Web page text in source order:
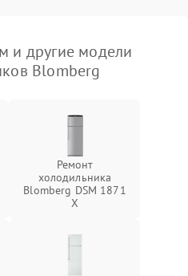
и другие модели
Blomberg
Ремонт
холодильника
Blomberg DSM 1871
X